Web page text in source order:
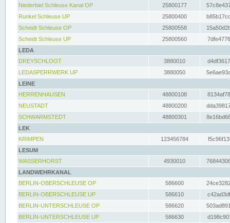
Niederbiel Schleuse Kanal OP
25800177
Runkel Schleuse UP
25800400
Scheidt Schleuse OP
25800558
Scheidt Schleuse UP
25800560
LEDA
DREYSCHLOOT
3880010
LEDASPERRWERK UP
3880050
LEINE
HERRENHAUSEN
48800108
NEUSTADT
48800200
SCHWARMSTEDT
48800301
LEK
KRIMPEN
123456784
LESUM
WASSERHORST
4930010
LANDWEHRKANAL
BERLIN-OBERSCHLEUSE OP
586600
BERLIN-OBERSCHLEUSE UP
586610
BERLIN-UNTERSCHLEUSE OP
586620
BERLIN-UNTERSCHLEUSE UP
586630